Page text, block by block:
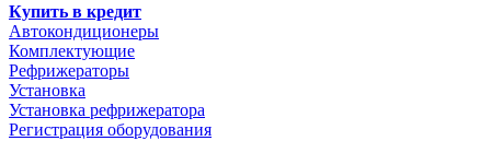
Купить в кредит
Автокондиционеры
Комплектующие
Рефрижераторы
Установка
Установка рефрижератора
Регистрация оборудования